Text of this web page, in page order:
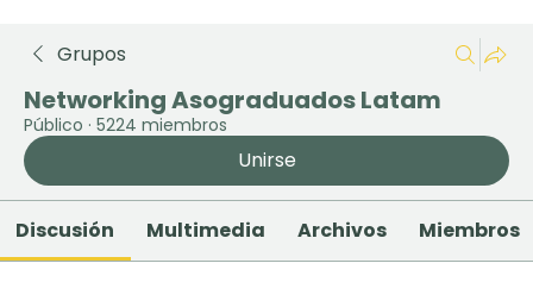
Grupos
Networking Asograduados Latam
Público · 5224 miembros
Unirse
Discusión Multimedia Archivos Miembros